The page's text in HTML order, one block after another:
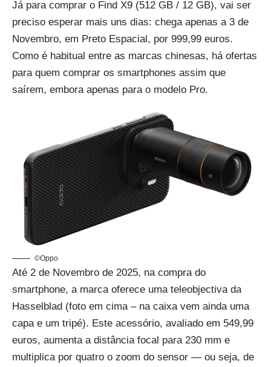
Já para comprar o Find X9 (512 GB / 12 GB), vai ser
preciso esperar mais uns dias: chega apenas a 3 de
Novembro, em Preto Espacial, por 999,99 euros.
Como é habitual entre as marcas chinesas, há ofertas
para quem comprar os smartphones assim que
saírem, embora apenas para o modelo Pro.
©Oppo
Até 2 de Novembro de 2025, na compra do
smartphone, a marca oferece uma teleobjectiva da
Hasselblad (foto em cima – na caixa vem ainda uma
capa e um tripé). Este acessório, avaliado em 549,99
euros, aumenta a distância focal para 230 mm e
multiplica por quatro o zoom do sensor — ou seja, de